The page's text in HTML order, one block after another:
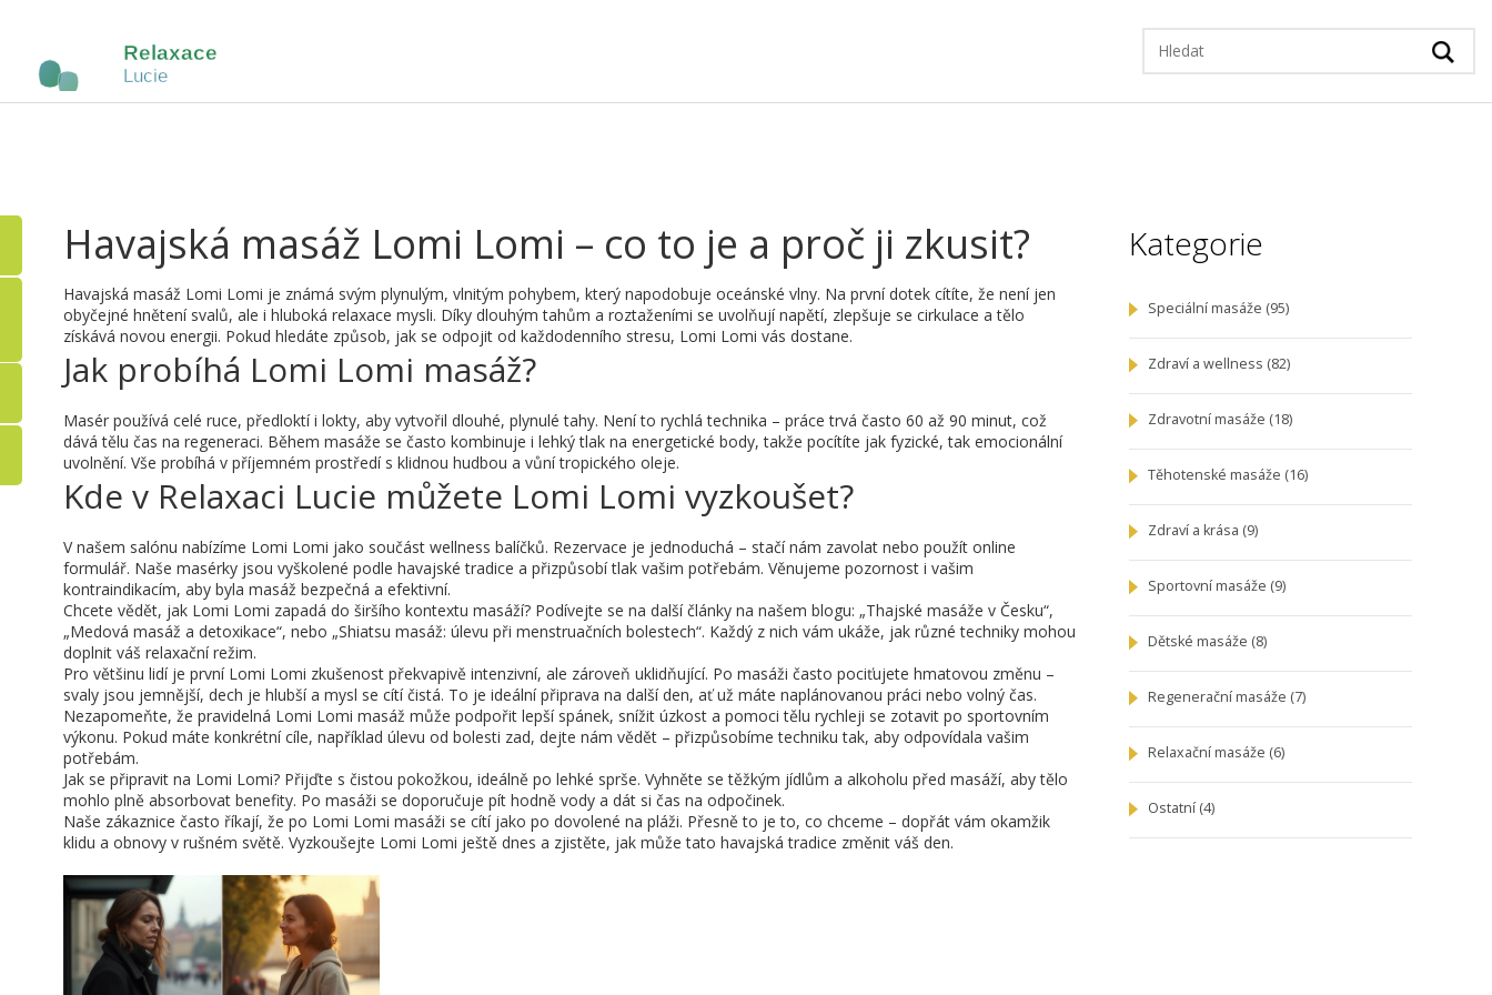
Havajská masáž Lomi Lomi – co to je a proč ji zkusit?
Havajská masáž Lomi Lomi je známá svým plynulým, vlnitým pohybem, který napodobuje oceánské vlny. Na první dotek cítíte, že není jen
obyčejné hnětení svalů, ale i hluboká relaxace mysli. Díky dlouhým tahům a roztaženími se uvolňují napětí, zlepšuje se cirkulace a tělo
získává novou energii. Pokud hledáte způsob, jak se odpojit od každodenního stresu, Lomi Lomi vás dostane.
Jak probíhá Lomi Lomi masáž?
Masér používá celé ruce, předloktí i lokty, aby vytvořil dlouhé, plynulé tahy. Není to rychlá technika – práce trvá často 60 až 90 minut, což
dává tělu čas na regeneraci. Během masáže se často kombinuje i lehký tlak na energetické body, takže pocítíte jak fyzické, tak emocionální
uvolnění. Vše probíhá v příjemném prostředí s klidnou hudbou a vůní tropického oleje.
Kde v Relaxaci Lucie můžete Lomi Lomi vyzkoušet?
V našem salónu nabízíme Lomi Lomi jako součást wellness balíčků. Rezervace je jednoduchá – stačí nám zavolat nebo použít online
formulář. Naše masérky jsou vyškolené podle havajské tradice a přizpůsobí tlak vašim potřebám. Věnujeme pozornost i vašim
kontraindikacím, aby byla masáž bezpečná a efektivní.
Chcete vědět, jak Lomi Lomi zapadá do širšího kontextu masáží? Podívejte se na další články na našem blogu: „Thajské masáže v Česku“,
„Medová masáž a detoxikace“, nebo „Shiatsu masáž: úlevu při menstruačních bolestech“. Každý z nich vám ukáže, jak různé techniky mohou
doplnit váš relaxační režim.
Pro většinu lidí je první Lomi Lomi zkušenost překvapivě intenzivní, ale zároveň uklidňující. Po masáži často pociťujete hmatovou změnu –
svaly jsou jemnější, dech je hlubší a mysl se cítí čistá. To je ideální připrava na další den, ať už máte naplánovanou práci nebo volný čas.
Nezapomeňte, že pravidelná Lomi Lomi masáž může podpořit lepší spánek, snížit úzkost a pomoci tělu rychleji se zotavit po sportovním
výkonu. Pokud máte konkrétní cíle, například úlevu od bolesti zad, dejte nám vědět – přizpůsobíme techniku tak, aby odpovídala vašim
potřebám.
Jak se připravit na Lomi Lomi? Přijďte s čistou pokožkou, ideálně po lehké sprše. Vyhněte se těžkým jídlům a alkoholu před masáží, aby tělo
mohlo plně absorbovat benefity. Po masáži se doporučuje pít hodně vody a dát si čas na odpočinek.
Naše zákaznice často říkají, že po Lomi Lomi masáži se cítí jako po dovolené na pláži. Přesně to je to, co chceme – dopřát vám okamžik
klidu a obnovy v rušném světě. Vyzkoušejte Lomi Lomi ještě dnes a zjistěte, jak může tato havajská tradice změnit váš den.
Kategorie
Speciální masáže (95)
Zdraví a wellness (82)
Zdravotní masáže (18)
Těhotenské masáže (16)
Zdraví a krása (9)
Sportovní masáže (9)
Dětské masáže (8)
Regenerační masáže (7)
Relaxační masáže (6)
Ostatní (4)